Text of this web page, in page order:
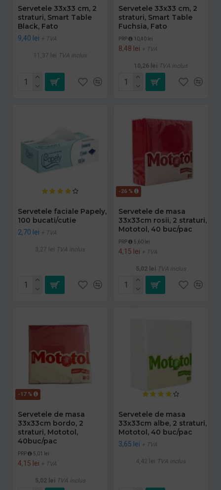
Servetele 33x33 cm, 2
straturi, Smart Table
Black, Fato
9,40 lei + TVA
11,37 lei TVA inclus
Servetele 33x33 cm, 2
straturi, Smart Table
Fuchsia, Fato
PRP 10,40 lei
8,48 lei + TVA
10,26 lei TVA inclus
Servetele faciale Papely,
100 bucati/cutie
2,70 lei + TVA
3,27 lei TVA inclus
-26 %
Servetele de masa
33x33cm rosii, 2 straturi,
Mototol, 40 buc/pac
PRP 5,60 lei
4,15 lei + TVA
5,02 lei TVA inclus
-17 %
Servetele de masa
33x33cm bordo, 2
straturi, Mototol,
40buc/pac
PRP 5,01 lei
4,15 lei + TVA
5,02 lei TVA inclus
Servetele de masa
33x33cm albe, 2 straturi,
Mototol, 40 buc/pac
3,65 lei + TVA
4,42 lei TVA inclus